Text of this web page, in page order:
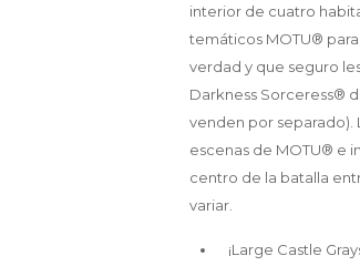
interior de cuatro
temáticos MOTU®
verdad y que seguro
Darkness Sorceress®
venden por separado).
escenas de MOTU® e
centro de la batalla
variar.
¡Large Castle